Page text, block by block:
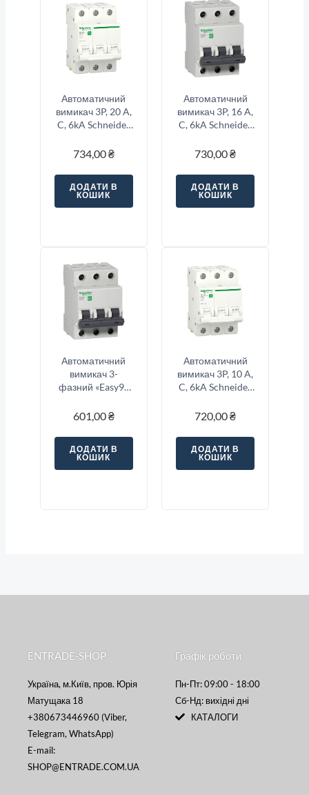
Автоматичний
вимикач 3P, 20 A,
C, 6kA Schneider
734,00₴
ДОДАТИ В
КОШИК
Автоматичний
вимикач 3P, 16 A,
C, 6kA Schneider
730,00₴
ДОДАТИ В
КОШИК
Автоматичний
вимикач 3-
фазний «Easy9»
«C»
601,00₴
ДОДАТИ В
КОШИК
Автоматичний
вимикач 3P, 10 A,
C, 6kA Schneider
720,00₴
ДОДАТИ В
КОШИК
ENTRADE-SHOP
Україна, м.Київ, пров. Юрія
Матущака 18
+380673446960 (Viber,
Telegram, WhatsApp)
E-mail:
SHOP@ENTRADE.COM.UA
Графік роботи
Пн-Пт: 09:00 - 18:00
Сб-Нд: вихідні дні
КАТАЛОГИ